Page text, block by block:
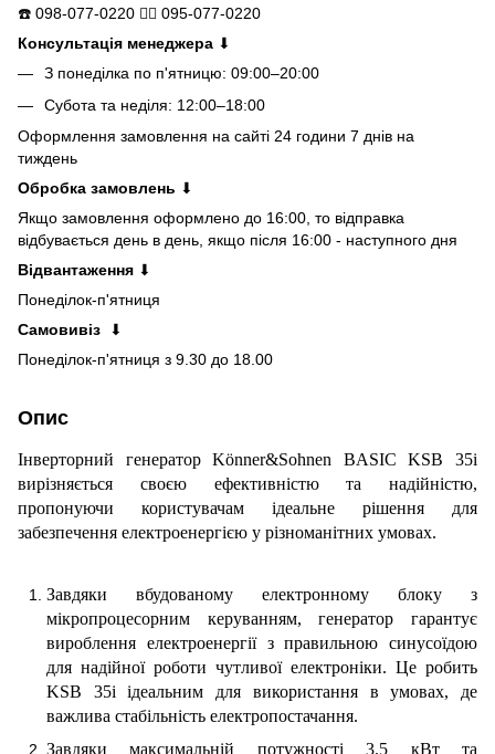
☎️ 098-077-0220 👍🏻 095-077-0220
Консультація менеджера ⬇
З понеділка по п'ятницю: 09:00–20:00
Субота та неділя: 12:00–18:00
Оформлення замовлення на сайті 24 години 7 днів на
тиждень
Обробка замовлень ⬇
Якщо замовлення оформлено до 16:00, то відправка
відбувається день в день, якщо після 16:00 - наступного дня
Відвантаження ⬇
Понеділок-п'ятниця
Самовивіз
⬇
Понеділок-п'ятниця з 9.30 до 18.00
Опис
Інверторний генератор Könner&Sohnen BASIC KSB 35i
вирізняється своєю ефективністю та надійністю,
пропонуючи користувачам ідеальне рішення для
забезпечення електроенергією у різноманітних умовах.
Завдяки вбудованому електронному блоку з
мікропроцесорним керуванням, генератор гарантує
вироблення електроенергії з правильною синусоїдою
для надійної роботи чутливої електроніки. Це робить
KSB 35i ідеальним для використання в умовах, де
важлива стабільність електропостачання.
Завдяки максимальній потужності 3.5 кВт та